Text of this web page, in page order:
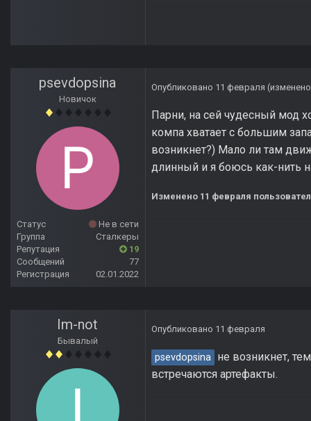
psevdopsina
Новичок
Статус
Не в сети
Группа
Сталкеры
Репутация
19
Сообщений
77
Регистрация
02.01.2022
Опубликовано 11 февраля
Парни, на сей чудесный мод
компа хватает с большим
возникнет?) Мало ли там
длинный и я боюсь как-нить
Изменено 11 февраля
Im-not
Бывалый
Опубликовано 11 февраля
psevdopsina не возникнет,
встречаются артефакты.